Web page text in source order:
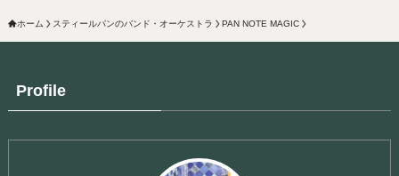
ホーム スティールパンのバンド・オーケストラ PAN NOTE MAGIC
Profile